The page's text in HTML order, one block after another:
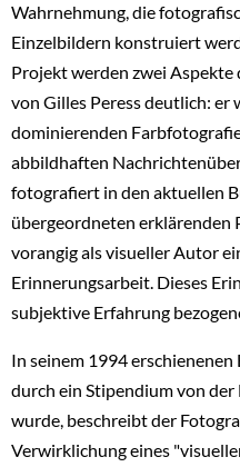
Wahrnehmung, die
Einzelbildern konstruiert
Projekt werden zwei
von Gilles Peress deutlich:
dominierenden
abbildhaften
fotografiert in den aktuellen
übergeordneten erklärenden
vorangig als visueller Autor
Erinnerungsarbeit. Dieses
subjektive Erfahrung
In seinem 1994 erschienenen
durch ein Stipendium von
wurde, beschreibt der
Verwirklichung eines